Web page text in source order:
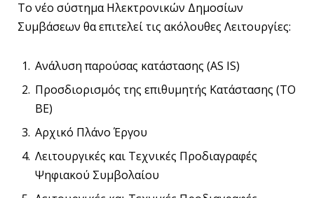
Το νέο σύστημα Ηλεκτρονικών Δημοσίων
Συμβάσεων θα επιτελεί τις ακόλουθες Λειτουργίες:
Ανάλυση παρούσας κατάστασης (AS IS)
Προσδιορισμός της επιθυμητής Κατάστασης (TO
BE)
Αρχικό Πλάνο Έργου
Λειτουργικές και Τεχνικές Προδιαγραφές
Ψηφιακού Συμβολαίου